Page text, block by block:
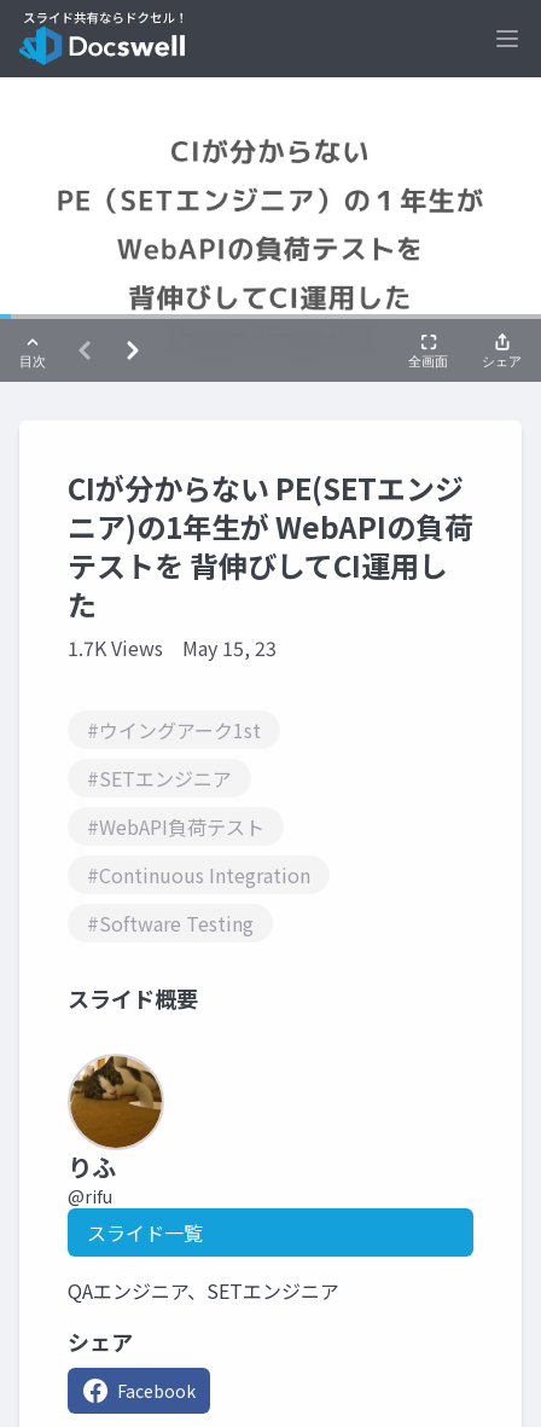
CIが分からない PE(SETエンジ
ニア)の1年生が WebAPIの負荷
テストを 背伸びしてCI運用し
た
1.7K Views May 15, 23
#ウイングアーク1st
#SETエンジニア
#WebAPI負荷テスト
#Continuous Integration
#Software Testing
スライド概要
りふ
@rifu
スライド一覧
QAエンジニア、SETエンジニア
シェア
Facebook